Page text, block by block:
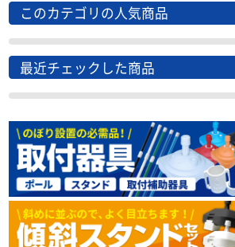
このカテゴリの人気商品
最近チェックした商品